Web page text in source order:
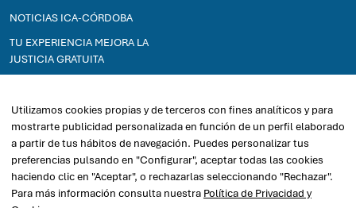
NOTICIAS ICA-CÓRDOBA
TU EXPERIENCIA MEJORA LA
JUSTICIA GRATUITA
2026© ICACORDOBA - Ilustre Colegio de la Abogacía de Córdoba
Desarrollada por
Política de privacidad
Utilizamos cookies propias y de terceros con fines analíticos y para
mostrarte publicidad personalizada en función de un perfil elaborado
a partir de tus hábitos de navegación. Puedes personalizar tus
preferencias pulsando en "Configurar", aceptar todas las cookies
haciendo clic en "Aceptar", o rechazarlas seleccionando "Rechazar".
Para más información consulta nuestra Política de Privacidad y